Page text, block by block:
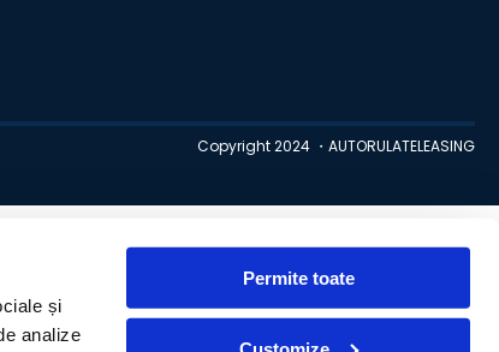
și
analize
Permite toate
Copyright 2024 ・AUTORULATELEASING